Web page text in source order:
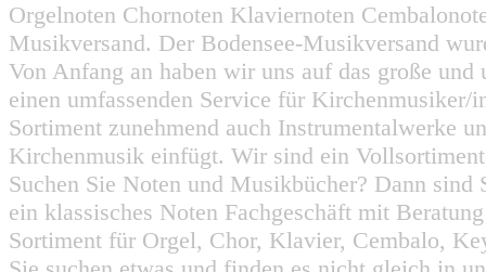
Orgelnoten Chornoten Klaviernoten
Musikversand. Der Bodensee-Musikversand
Von Anfang an haben wir uns auf das große
einen umfassenden Service für
Sortiment zunehmend auch Instrumentalwerke
Kirchenmusik einfügt. Wir sind ein
Suchen Sie Noten und Musikbücher? Dann
ein klassisches Noten Fachgeschäft mit
Sortiment für Orgel, Chor, Klavier, Cembalo,